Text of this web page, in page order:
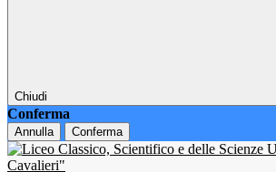
Chiudi
Conferma
Annulla Conferma